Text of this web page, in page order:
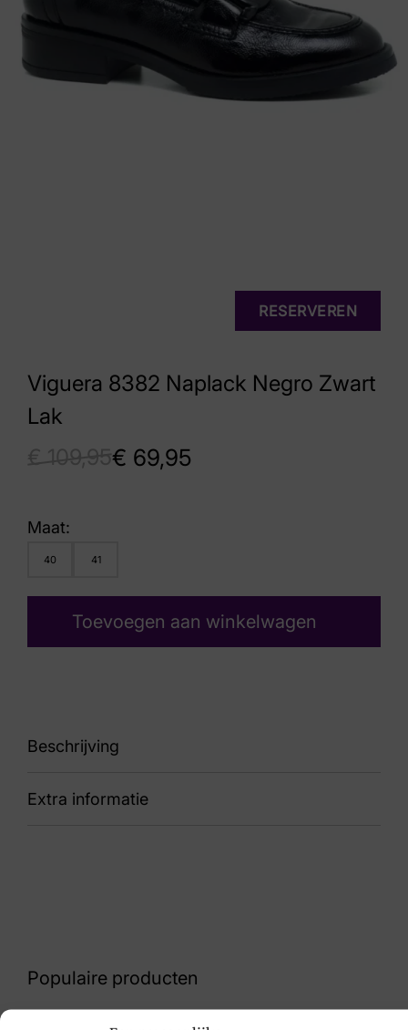
Viguera 8382 Naplack Negro Zwart
Lak
€ 69,95
RESERVEREN
Maat:
40 41
Toevoegen aan winkelwagen
Beschrijving
88 8382 Naplack Negro
Extra informatie
Populaire producten